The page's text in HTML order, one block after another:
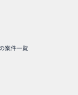
の案件一覧